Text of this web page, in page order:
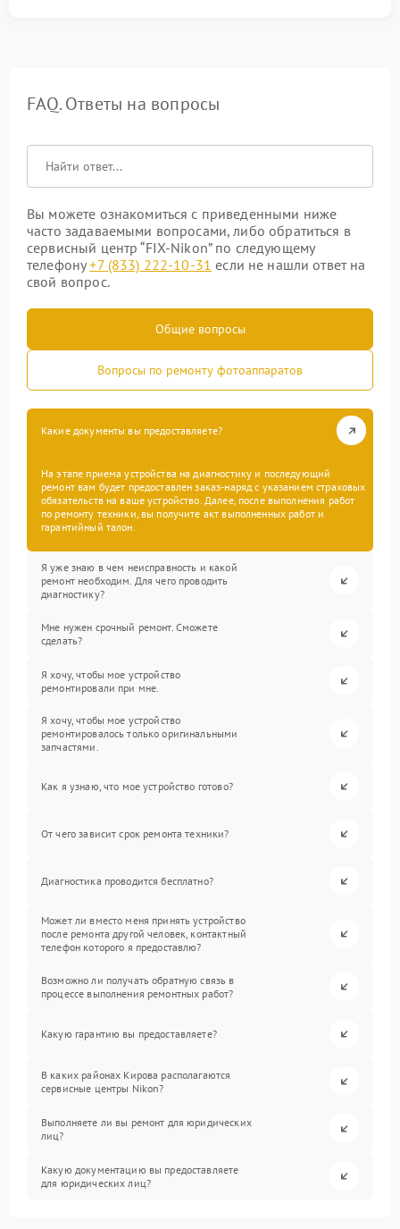
FAQ. Ответы на вопросы
Вы можете ознакомиться с приведенными ниже
часто задаваемыми вопросами, либо обратиться в
сервисный центр “FIX-Nikon” по следующему
телефону+7 (833) 222-10-31 если не нашли ответ на
свой вопрос.
Общие вопросы
Вопросы по ремонту фотоаппаратов
Какие документы вы предоставляете?
На этапе приема устройства на диагностику и последующий
ремонт вам будет предоставлен заказ-наряд с указанием страховых
обязательств на ваше устройство. Далее, после выполнения работ
по ремонту техники, вы получите акт выполненных работ и
гарантийный талон.
Я уже знаю в чем неисправность и какой
ремонт необходим. Для чего проводить
диагностику?
Мне нужен срочный ремонт. Сможете
сделать?
Я хочу, чтобы мое устройство
ремонтировали при мне.
Я хочу, чтобы мое устройство
ремонтировалось только оригинальными
запчастями.
Как я узнаю, что мое устройство готово?
От чего зависит срок ремонта техники?
Диагностика проводится бесплатно?
Может ли вместо меня принять устройство
после ремонта другой человек, контактный
телефон которого я предоставлю?
Возможно ли получать обратную связь в
процессе выполнения ремонтных работ?
Какую гарантию вы предоставляете?
В каких районах Кирова располагаются
сервисные центры Nikon?
Выполняете ли вы ремонт для юридических
лиц?
Какую документацию вы предоставляете
для юридических лиц?